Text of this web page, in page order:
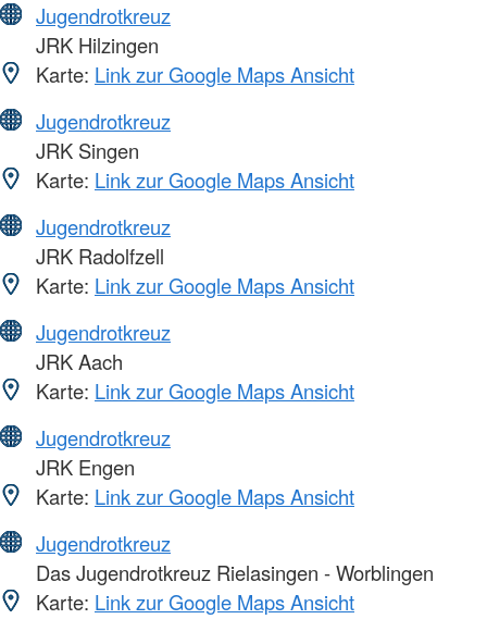
Jugendrotkreuz
JRK Hilzingen
Karte: Link zur Google Maps Ansicht
Jugendrotkreuz
JRK Singen
Karte: Link zur Google Maps Ansicht
Jugendrotkreuz
JRK Radolfzell
Karte: Link zur Google Maps Ansicht
Jugendrotkreuz
JRK Aach
Karte: Link zur Google Maps Ansicht
Jugendrotkreuz
JRK Engen
Karte: Link zur Google Maps Ansicht
Jugendrotkreuz
Das Jugendrotkreuz Rielasingen - Worblingen
Karte: Link zur Google Maps Ansicht